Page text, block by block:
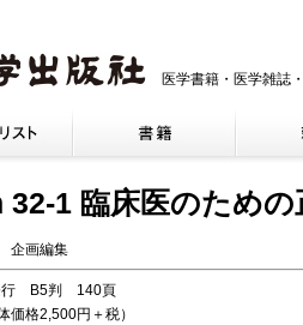
医学書籍・医学雑誌
1 臨床医のため
企画編集
行 B5判 140頁
価格2,500円＋税）